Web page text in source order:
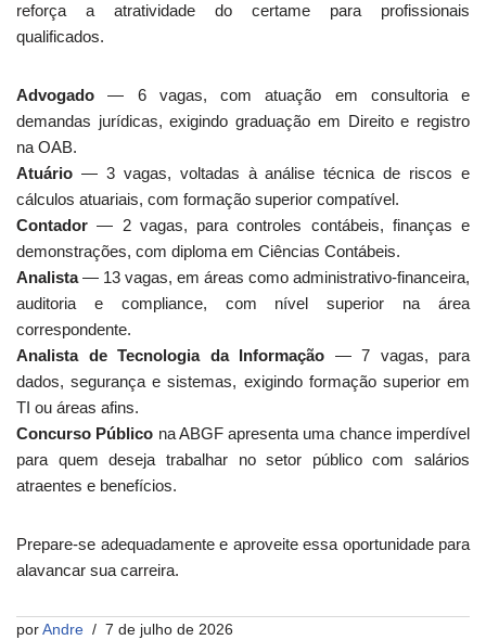
reforça a atratividade do certame para profissionais
qualificados.
Advogado — 6 vagas, com atuação em consultoria e
demandas jurídicas, exigindo graduação em Direito e registro
na OAB.
Atuário — 3 vagas, voltadas à análise técnica de riscos e
cálculos atuariais, com formação superior compatível.
Contador — 2 vagas, para controles contábeis, finanças e
demonstrações, com diploma em Ciências Contábeis.
Analista— 13 vagas, em áreas como administrativo-financeira,
auditoria e compliance, com nível superior na área
correspondente.
Analista de Tecnologia da Informação — 7 vagas, para
dados, segurança e sistemas, exigindo formação superior em
TI ou áreas afins.
Concurso Público na ABGF apresenta uma chance imperdível
para quem deseja trabalhar no setor público com salários
atraentes e benefícios.
Prepare-se adequadamente e aproveite essa oportunidade para
alavancar sua carreira.
por Andre 7 de julho de 2026